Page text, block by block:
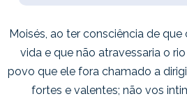
Moisés, ao ter consciência de que
vida e que não atravessaria o
povo que ele fora chamado a
fortes e valentes; não vos